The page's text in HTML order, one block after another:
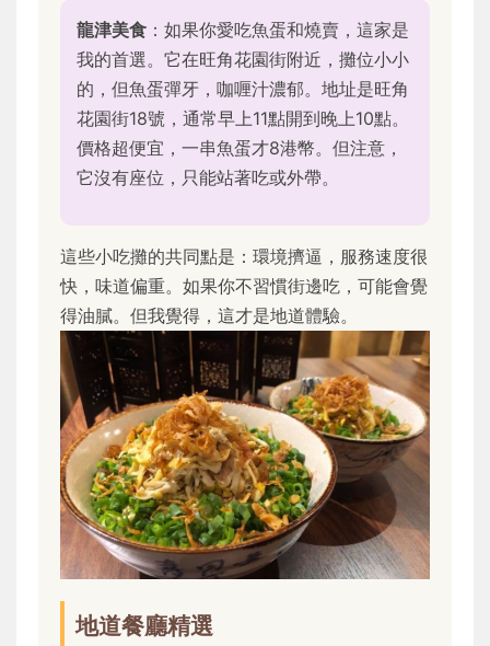
龍津美食 ：如果你愛吃魚蛋和燒賣，這家是
我的首選。它在旺角花園街附近，攤位小小
的，但魚蛋彈牙，咖喱汁濃郁。地址是旺角
花園街18號，通常早上11點開到晚上10點。
價格超便宜，一串魚蛋才8港幣。但注意，
它沒有座位，只能站著吃或外帶。
這些小吃攤的共同點是：環境擠逼，服務速度很
快，味道偏重。如果你不習慣街邊吃，可能會覺
得油膩。但我覺得，這才是地道體驗。
地道餐廳精選